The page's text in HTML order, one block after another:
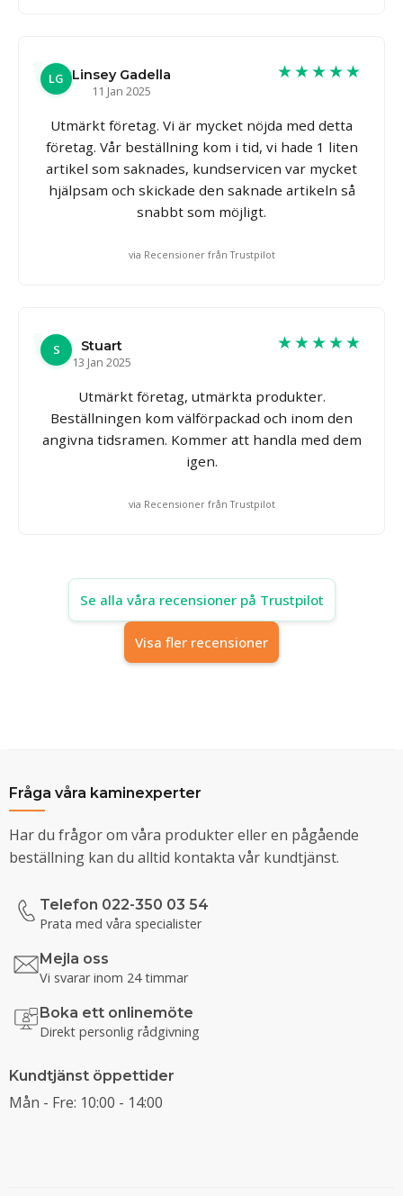
LG
Linsey Gadella
11 Jan 2025
★★★★★
Utmärkt företag. Vi är mycket nöjda med detta
företag. Vår beställning kom i tid, vi hade 1 liten
artikel som saknades, kundservicen var mycket
hjälpsam och skickade den saknade artikeln så
snabbt som möjligt.
via Recensioner från Trustpilot
S
Stuart
13 Jan 2025
★★★★★
Utmärkt företag, utmärkta produkter.
Beställningen kom välförpackad och inom den
angivna tidsramen. Kommer att handla med dem
igen.
via Recensioner från Trustpilot
Se alla våra recensioner på Trustpilot
Visa fler recensioner
Fråga våra kaminexperter
Har du frågor om våra produkter eller en pågående
beställning kan du alltid kontakta vår kundtjänst.
Telefon 022-350 03 54
Prata med våra specialister
Mejla oss
Vi svarar inom 24 timmar
Boka ett onlinemöte
Direkt personlig rådgivning
Kundtjänst öppettider
Mån - Fre: 10:00 - 14:00